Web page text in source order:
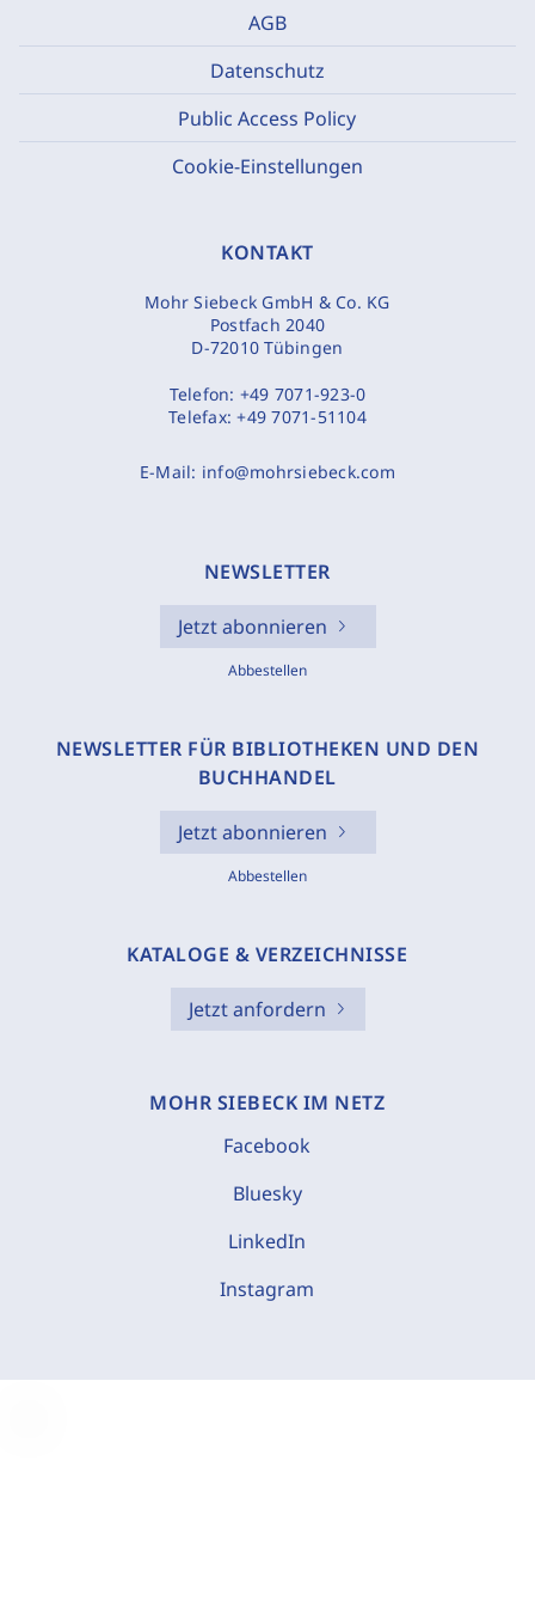
AGB
Datenschutz
Public Access Policy
Cookie-Einstellungen
KONTAKT
Mohr Siebeck GmbH & Co. KG
Postfach 2040
D-72010 Tübingen
Telefon: +49 7071-923-0
Telefax:+49 7071-51104
E-Mail: info@mohrsiebeck.com
NEWSLETTER
Jetzt abonnieren
Abbestellen
NEWSLETTER FÜR BIBLIOTHEKEN UND DEN
BUCHHANDEL
Jetzt abonnieren
Abbestellen
KATALOGE & VERZEICHNISSE
Jetzt anfordern
MOHR SIEBECK IM NETZ
Facebook
Bluesky
LinkedIn
Instagram